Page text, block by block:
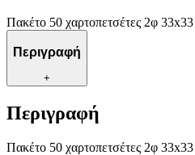
Πακέτο 50 χαρτοπετσέτες 2φ 33x33
Περιγραφή
+
Περιγραφή
Πακέτο 50 χαρτοπετσέτες 2φ 33x33